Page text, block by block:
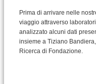
Prima di arrivare nelle
viaggio attraverso
analizzato alcuni dati
insieme a Tiziano
Ricerca di Fondazione.